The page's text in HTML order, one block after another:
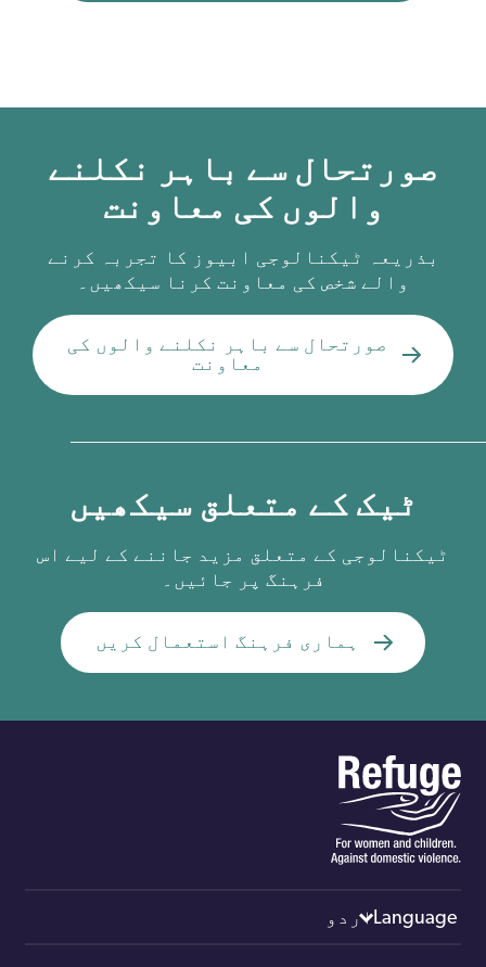
صورتحال سے باہر نکلنے
والوں کی معاونت
بذریعہ ٹیکنالوجی ابیوز کا تجربہ کرنے
والے شخص کی معاونت کرنا سیکھیں۔
صورتحال سے باہر نکلنے والوں کی
معاونت
ٹیک کے متعلق سیکھیں
ٹیکنالوجی کے متعلق مزید جاننے کے لیے اس
فرہنگ پر جائيں۔
ہماری فرہنگ استعمال کریں
Languageاردو